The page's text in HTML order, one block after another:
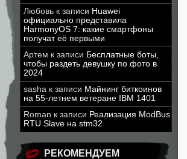
Любовь к записи Huawei
официально представила
HarmonyOS 7: какие смартфоны
получат её первыми
Артем к записи Бесплатные боты,
чтобы раздеть девушку по фото в
2024
sasha к записи Майнинг биткоинов
на 55-летнем ветеране IBM 1401
Roman к записи Реализация ModBus
RTU Slave на stm32
РЕКОМЕНДУЕМ